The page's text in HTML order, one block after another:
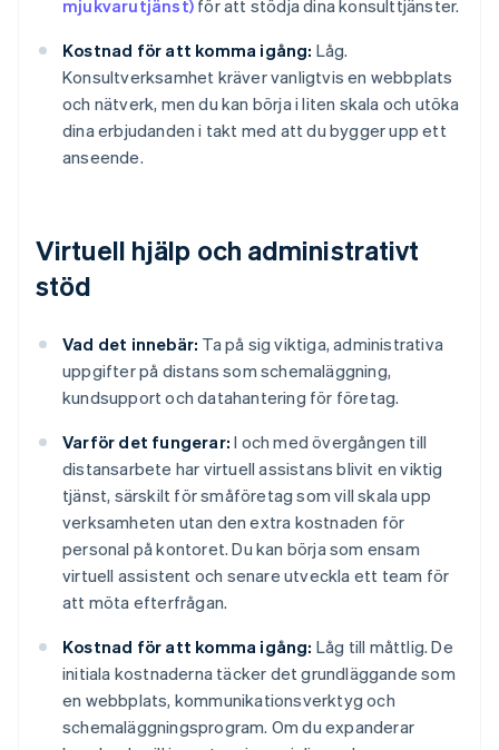
mjukvarutjänst) för att stödja dina konsulttjänster.
Kostnad för att komma igång: Låg.
Konsultverksamhet kräver vanligtvis en webbplats
och nätverk, men du kan börja i liten skala och utöka
dina erbjudanden i takt med att du bygger upp ett
anseende.
Virtuell hjälp och administrativt
stöd
Vad det innebär: Ta på sig viktiga, administrativa
uppgifter på distans som schemaläggning,
kundsupport och datahantering för företag.
Varför det fungerar: I och med övergången till
distansarbete har virtuell assistans blivit en viktig
tjänst, särskilt för småföretag som vill skala upp
verksamheten utan den extra kostnaden för
personal på kontoret. Du kan börja som ensam
virtuell assistent och senare utveckla ett team för
att möta efterfrågan.
Kostnad för att komma igång: Låg till måttlig. De
initiala kostnaderna täcker det grundläggande som
en webbplats, kommunikationsverktyg och
schemaläggningsprogram. Om du expanderar